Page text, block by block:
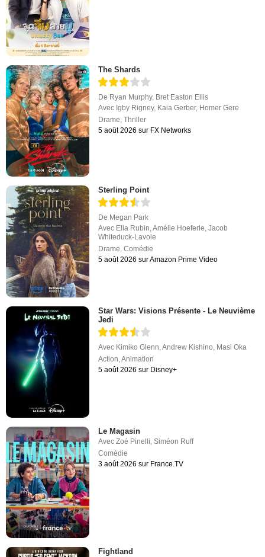
The Shards
De Ryan Murphy, Bret Easton Ellis
Avec Igby Rigney, Kaia Gerber, Homer Gere
Drame,Thriller
5 août 2026 sur FX Networks
Sterling Point
De Megan Park
Avec Ella Rubin,Amélie Hoeferle,Jacob
Whiteduck-Lavoie
Drame,Comédie
5 août 2026 sur Amazon Prime Video
Star Wars: Visions Présente - Le Neuvième
Jedi
Avec Kimiko Glenn ,Andrew Kishino Masi Oka
Action ,Animation
5 août 2026 sur Disney+
Le Magasin
AvecZoé Pinelli,Siméon Ruff
Comédie
3 août 2026 sur France.TV
Fightland